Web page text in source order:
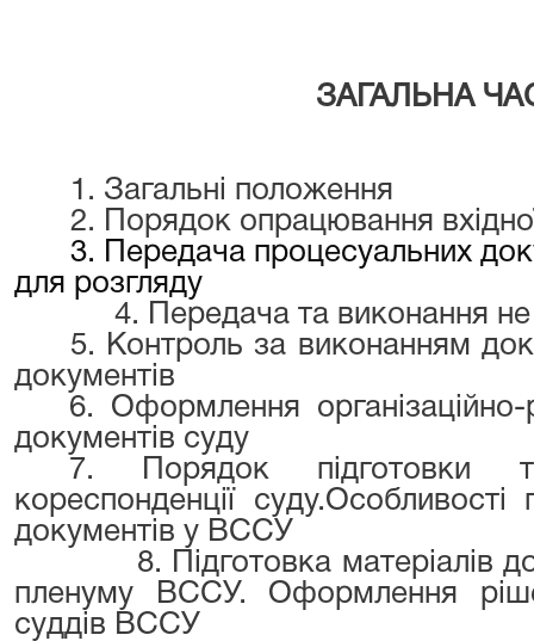
ЗАГАЛЬНА
1. Загальні положення
2. Порядок опрацювання
3. Передача процесуальних
для розгляду
4. Передача та виконання не
5. Контроль за виконанням
документів
6. Оформлення організаційно-
документів суду
7. Порядок підготовки
кореспонденції
документів у ВССУ
8. Підготовка матеріалів до
пленуму ВССУ. Оформлення
суддів ВССУ